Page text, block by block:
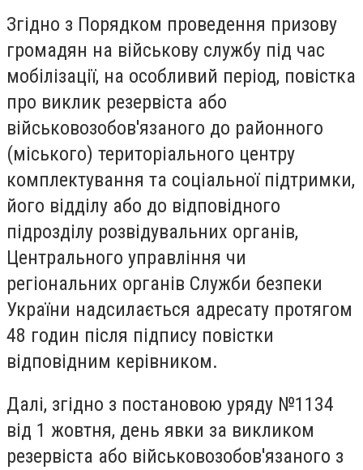
Згідно з Порядком проведення призову
громадян на військову службу під час
мобілізації, на особливий період, повістка
про виклик резервіста або
військовозобов'язаного до районного
(міського) територіального центру
комплектування та соціальної підтримки,
його відділу або до відповідного
підрозділу розвідувальних органів,
Центрального управління чи
регіональних органів Служби безпеки
України надсилається адресату протягом
48 годин після підпису повістки
відповідним керівником.
Далі, згідно з постановою уряду №1134
від 1 жовтня, день явки за викликом
резервіста або військовозобов'язаного з